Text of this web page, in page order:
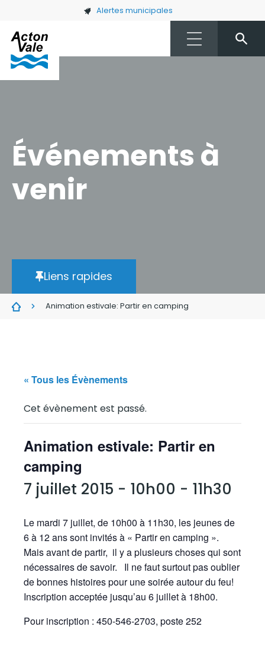
Skip to main content Alertes municipales
Événements à
venir
Liens rapides
Animation estivale: Partir en camping
« Tous les Évènements
Cet évènement est passé.
Animation estivale: Partir en
camping
7 juillet 2015 - 10h00 - 11h30
Le mardi 7 juillet, de 10h00 à 11h30, les jeunes de
6 à 12 ans sont invités à « Partir en camping ».
Mais avant de partir, il y a plusieurs choses qui sont
nécessaires de savoir. Il ne faut surtout pas oublier
de bonnes histoires pour une soirée autour du feu!
Inscription acceptée jusqu’au 6 juillet à 18h00.
Pour inscription : 450-546-2703, poste 252